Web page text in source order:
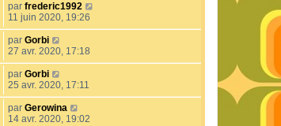
par frederic1992
11 juin 2020, 19:26
par Gorbi
27 avr. 2020, 17:18
par Gorbi
25 avr. 2020, 17:11
par Gerowina
14 avr. 2020, 19:02